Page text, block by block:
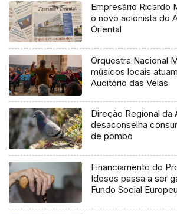
Empresário Ricardo
o novo acionista do
Oriental
Orquestra Nacional
músicos locais
Auditório das Velas
Direção Regional da
desaconselha
de pombo
Financiamento do
Idosos passa a ser
Fundo Social